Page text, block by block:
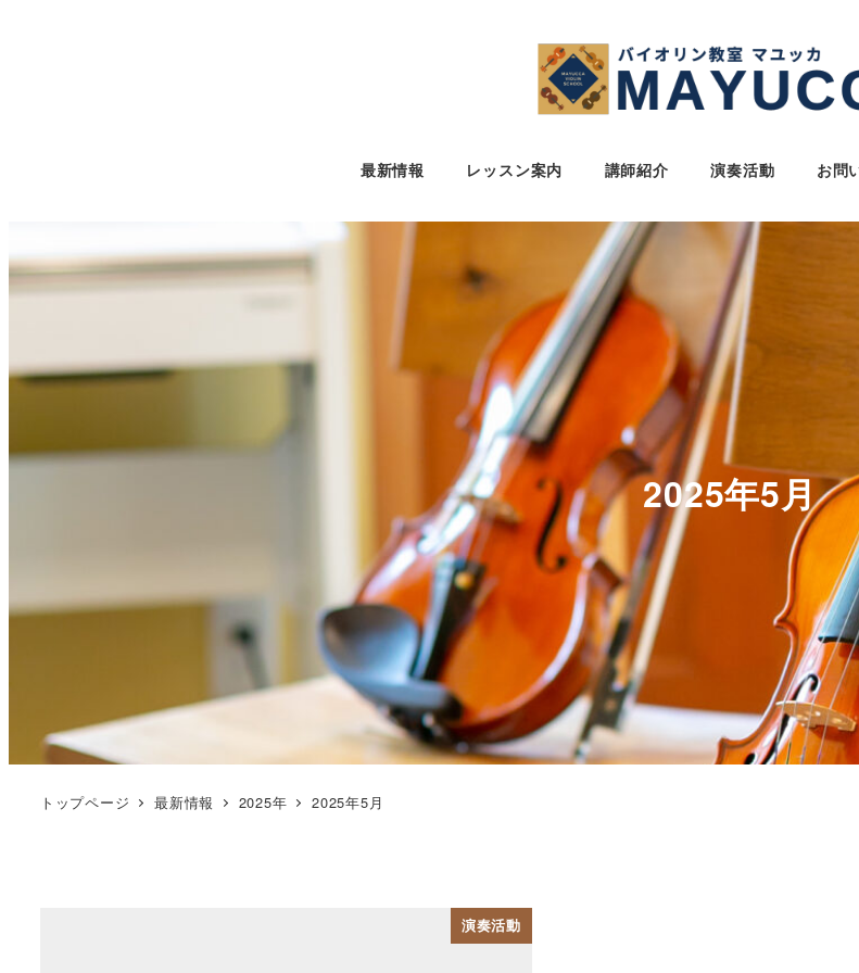
最新情報 レッスン案内 講師紹介 演奏活動 お問
2025年5月
トップページ 最新情報 2025年 2025年5月
演奏活動